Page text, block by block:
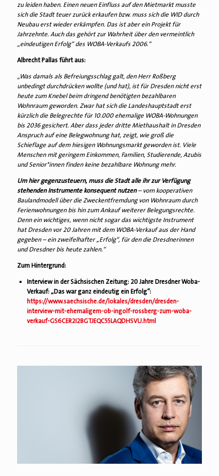
zu leiden haben. Einen neuen Einfluss auf den Mietmarkt musste
sich die Stadt teuer zurück erkaufen bzw. muss sich die WID durch
Neubau erst wieder erkämpfen. Das ist aber ein Projekt für
Jahrzehnte. Auch das gehört zur Wahrheit über den vermeintlich
„eindeutigen Erfolg“ des WOBA-Verkaufs 2006.“
Albrecht Pallas führt aus:
„Was damals als Befreiungsschlag galt, den Herr Roßberg
unbedingt durchdrücken wollte (und hat), ist für Dresden nicht erst
heute zum Knebel beim dringend benötigten bezahlbaren
Wohnraum geworden. Zwar hat sich die Landeshauptstadt erst
kürzlich die Belegrechte für 10.000 ehemalige WOBA-Wohnungen
bis 2036 gesichert. Aber dass jeder dritte Miethaushalt in Dresden
Anspruch auf eine Belegwohnung hat, zeigt, wie groß die
Schieflage auf dem hiesigen Wohnungsmarkt geworden ist. Viele
Menschen mit geringem Einkommen, Familien, Studierende, Azubis
und Senior*innen finden keine bezahlbare Wohnung mehr.
Um hier gegenzusteuern, muss die Stadt alle ihr zur Verfügung
stehenden Instrumente konsequent nutzen– vom kooperativen
Baulandmodell über die Zweckentfremdung von Wohnraum durch
Ferienwohnungen bis hin zum Ankauf weiterer Belegungsrechte.
Denn ein wichtiges, wenn nicht sogar das wichtigste Instrument
hat Dresden vor 20 Jahren mit dem WOBA-Verkauf aus der Hand
gegeben – ein zweifelhafter „Erfolg“, für den die Dresdnerinnen
und Dresdner bis heute zahlen.“
Zum Hintergrund:
Interview in der Sächsischen Zeitung: 20 Jahre Dresdner Woba-
Verkauf: „Das war ganz eindeutig ein Erfolg“:
https://www.saechsische.de/lokales/dresden/dresden-
interview-mit-ehemaligem-ob-ingolf-rossberg-zum-woba-
verkauf-GS6CER2I2BGTJEQC55LAQDHSVU.html